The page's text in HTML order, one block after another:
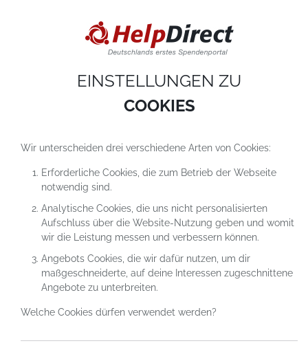
Cookies sind kleine Textdateien, die auf einem Computer heruntergeladen
sobald du unsere Website nutzt. Cookies setzen wir hauptsächlich dazu ein,
du unser Angebot richtig nutzen kannst. Mehr erfährst du in
SPENDEN AN
AKTION STERNTALER
HelpDirect Spenden an Hilfsprojekte
Hilfe für Aktion Sterntaler
EINSTELLUNGEN ZU
COOKIES
Wir unterscheiden drei verschiedene Arten von Cookies:
Erforderliche Cookies, die zum Betrieb der Webseite
notwendig sind.
Analytische Cookies, die uns nicht personalisierten
Aufschluss über die Website-Nutzung geben und womit
wir die Leistung messen und verbessern können.
Angebots Cookies, die wir dafür nutzen, um dir
maßgeschneiderte, auf deine Interessen zugeschnittene
Angebote zu unterbreiten.
Welche Cookies dürfen verwendet werden?